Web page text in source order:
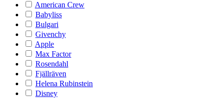
American Crew
Babyliss
Bulgari
Givenchy
Apple
Max Factor
Rosendahl
Fjällräven
Helena Rubinstein
Disney